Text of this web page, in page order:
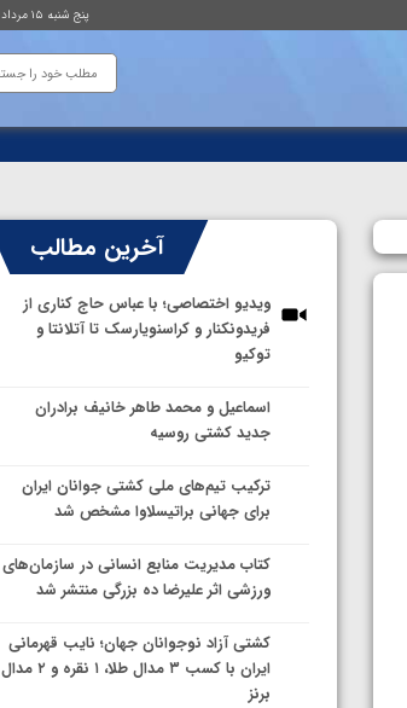
پنج شنبه ۱۵ مرداد ۱۴۰۵ ساعت : ۲۲:۰۲
آخرین مطالب
ویدیو اختصاصی؛ با عباس حاج کناری از
فریدونکنار و کراسنویارسک تا آتلانتا و
توکیو
اسماعیل و محمد طاهر خانیف برادران
جدید کشتی روسیه
ترکیب تیم‌های ملی کشتی جوانان ایران
برای جهانی براتیسلاوا مشخص شد
کتاب مدیریت منابع انسانی در سازمان‌های
ورزشی اثر علیرضا ده بزرگی منتشر شد
کشتی آزاد نوجوانان جهان؛ نایب قهرمانی
ایران با کسب ۳ مدال طلا، ۱ نقره و ۲ مدال
برنز